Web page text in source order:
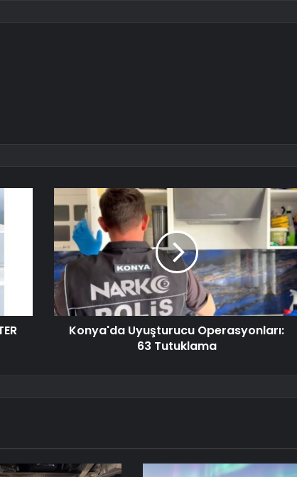
Konya'da Uyuşturucu Operasyonları:
63 Tutuklama